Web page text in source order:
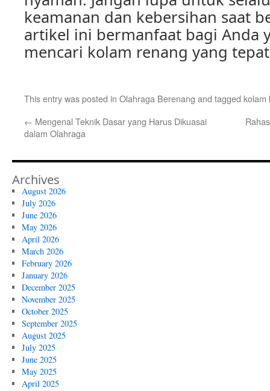
keamanan dan kebersihan saat
artikel ini bermanfaat bagi Anda
mencari kolam renang yang
This entry was posted in Olahraga Berenang and tagged kolam
← Mengenal Teknik Dasar yang Harus Dikuasai
dalam Olahraga
Archives
August 2026
July 2026
June 2026
May 2026
April 2026
March 2026
February 2026
January 2026
December 2025
November 2025
October 2025
September 2025
August 2025
July 2025
June 2025
May 2025
April 2025